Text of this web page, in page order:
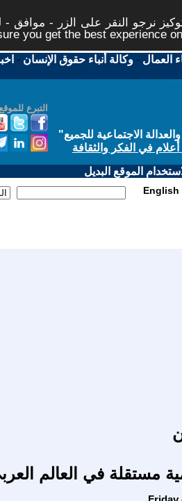
نرجو النقر على الزر - موافق -
you get the best experience
العمال -وكالة أنباء حقوق الإنسان -
التبرع
الاجتماعية للجميع"
في الفكر والثقافة
الموقع البديل
English
مستقلة في العالم